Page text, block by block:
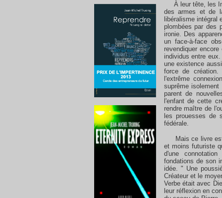
À leur tête, les
des armes et de
libéralisme intégral
plombées par des
ironie. Des
un face-à-face
revendiquer
individus entre
une existence
force de
l'extrême
suprême
parent de
l'enfant de cette
rendre maître de
les prouesses de
fédérale.
Mais ce livre est
et moins futuriste
d'une
fondations de son
idée. " Une
Créateur et le
Verbe était avec
leur réflexion en